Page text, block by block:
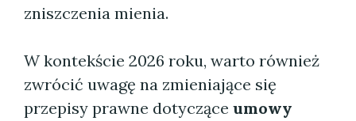
zniszczenia mienia.
W kontekście 2026 roku, warto również
zwrócić uwagę na zmieniające się
przepisy prawne dotyczące umowy